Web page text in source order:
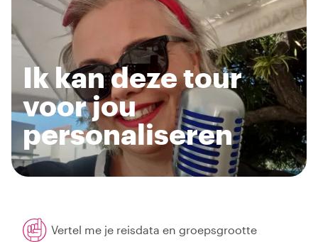
Ik kan deze tour
voor jou
personaliseren
Vertel me je reisdata en groepsgrootte